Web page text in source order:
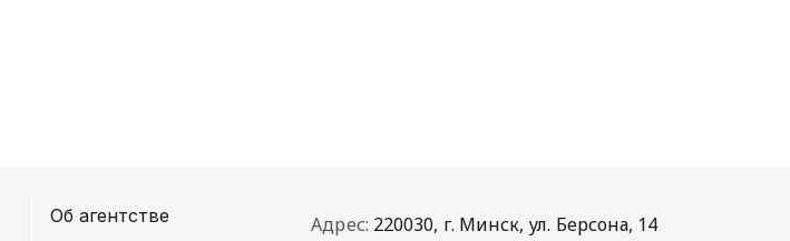
Об агентстве Адрес: 220030, г. Минск, ул. Берсона, 14